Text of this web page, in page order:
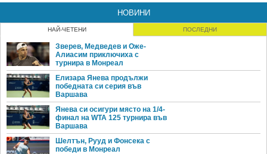
НОВИНИ
НАЙ-ЧЕТЕНИ ПОСЛЕДНИ
Зверев, Медведев и Оже-
Алиасим приключиха с
турнира в Монреал
Елизара Янева продължи
победната си серия във
Варшава
Янева си осигури място на 1/4-
финал на WTA 125 турнира във
Варшава
Шелтън, Рууд и Фонсека с
победи в Монреал